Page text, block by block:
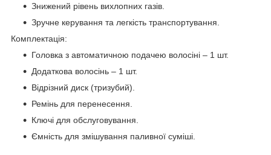
Знижений рівень вихлопних газів.
Зручне керування та легкість транспортування.
Комплектація:
Головка з автоматичною подачею волосіні – 1 шт.
Додаткова волосінь – 1 шт.
Відрізний диск (тризубий).
Ремінь для перенесення.
Ключі для обслуговування.
Ємність для змішування паливної суміші.